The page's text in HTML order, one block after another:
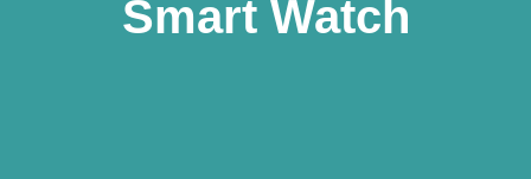
Smart Watch